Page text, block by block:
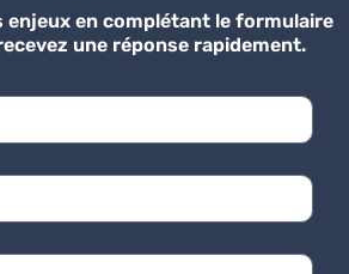
enjeux en complétant le formulaire
une réponse rapidement.